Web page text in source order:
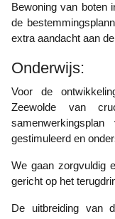
Bewoning van boten in jachthavens is niet toegestaan conform
de
extra aandacht aan
Onderwijs:
Voor de ontwikkeling van kinderen is goed onderwijs in
Zeewolde van
gestimuleerd en
We gaan zorgvuldig en efficiënt om met onderwijshuisvesting,
gericht op het
De uitbreiding van de Levant tot een volledige middelbare